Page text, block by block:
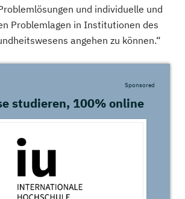
und individuelle und
Problemlagen in Institutionen des
angehen zu können.“
studieren, 100% online
Sponsored